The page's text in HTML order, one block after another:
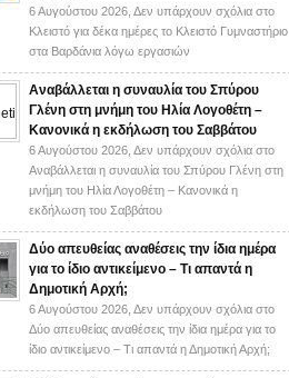
6 Αυγούστου 2026, Δεν υπάρχουν σχόλια στο
Κλειστό για δέκα ημέρες το Κλειστό Γυμναστήριο
στα Βαρδάνια λόγω εργασιών
Αναβάλλεται η συναυλία του Σπύρου
Γλένη στη μνήμη του Ηλία Λογοθέτη –
Κανονικά η εκδήλωση του Σαββάτου
6 Αυγούστου 2026, Δεν υπάρχουν σχόλια στο
Αναβάλλεται η συναυλία του Σπύρου Γλένη στη
μνήμη του Ηλία Λογοθέτη – Κανονικά η
εκδήλωση του Σαββάτου
Δύο απευθείας αναθέσεις την ίδια ημέρα
για το ίδιο αντικείμενο – Τι απαντά η
Δημοτική Αρχή;
6 Αυγούστου 2026, Δεν υπάρχουν σχόλια στο
Δύο απευθείας αναθέσεις την ίδια ημέρα για το
ίδιο αντικείμενο – Τι απαντά η Δημοτική Αρχή;